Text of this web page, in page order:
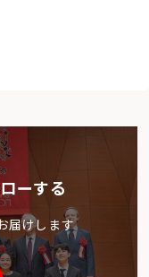
ーする
届けします